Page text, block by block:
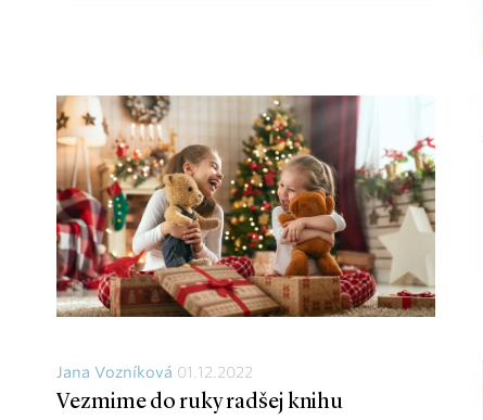
Jana Vozníková 01.12.2022
Vezmime do ruky radšej knihu